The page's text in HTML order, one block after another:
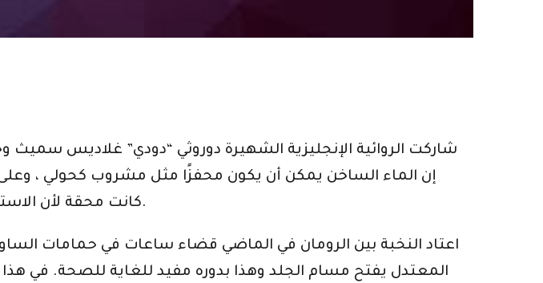
شاركت الروائية الإنجليزية الشهيرة دوروثي “دودي” غلاديس
إن الماء الساخن يمكن أن يكون محفزًا مثل مشروب كحولي ، وعلى
كانت محقة لأن الاستحمام في الماء الساخن منعش بشكل مذهل لكل من العقل والجسم.
اعتاد النخبة بين الرومان في الماضي قضاء ساعات في حمامات
المعتدل يفتح مسام الجلد وهذا بدوره مفيد للغاية للصحة. في هذا